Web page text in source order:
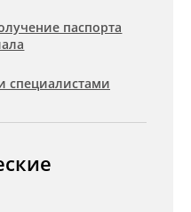
паспорта
специалистами